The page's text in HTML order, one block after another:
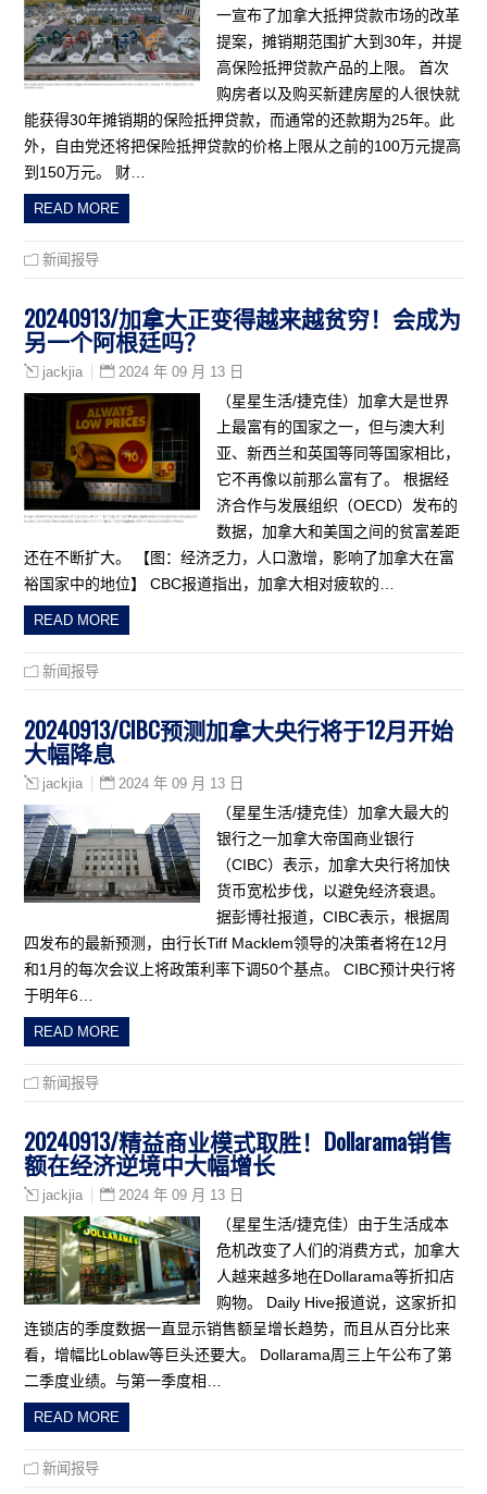
一宣布了加拿大抵押贷款市场的改革
提案，摊销期范围扩大到30年，并提
高保险抵押贷款产品的上限。 首次
购房者以及购买新建房屋的人很快就
能获得30年摊销期的保险抵押贷款，而通常的还款期为25年。此
外，自由党还将把保险抵押贷款的价格上限从之前的100万元提高
到150万元。 财…
READ MORE
新闻报导
20240913/加拿大正变得越来越贫穷！会成为
另一个阿根廷吗？
jackjia 2024 年 09 月 13 日
（星星生活/捷克佳）加拿大是世界
上最富有的国家之一，但与澳大利
亚、新西兰和英国等同等国家相比，
它不再像以前那么富有了。 根据经
济合作与发展组织（OECD）发布的
数据，加拿大和美国之间的贫富差距
还在不断扩大。 【图：经济乏力，人口激增，影响了加拿大在富
裕国家中的地位】 CBC报道指出，加拿大相对疲软的…
READ MORE
新闻报导
20240913/CIBC预测加拿大央行将于12月开始
大幅降息
jackjia 2024 年 09 月 13 日
（星星生活/捷克佳）加拿大最大的
银行之一加拿大帝国商业银行
（CIBC）表示，加拿大央行将加快
货币宽松步伐，以避免经济衰退。
据彭博社报道，CIBC表示，根据周
四发布的最新预测，由行长Tiff Macklem领导的决策者将在12月
和1月的每次会议上将政策利率下调50个基点。 CIBC预计央行将
于明年6…
READ MORE
新闻报导
20240913/精益商业模式取胜！Dollarama销售
额在经济逆境中大幅增长
jackjia 2024 年 09 月 13 日
（星星生活/捷克佳）由于生活成本
危机改变了人们的消费方式，加拿大
人越来越多地在Dollarama等折扣店
购物。 Daily Hive报道说，这家折扣
连锁店的季度数据一直显示销售额呈增长趋势，而且从百分比来
看，增幅比Loblaw等巨头还要大。 Dollarama周三上午公布了第
二季度业绩。与第一季度相…
READ MORE
新闻报导